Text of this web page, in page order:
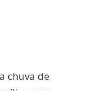
chuva de